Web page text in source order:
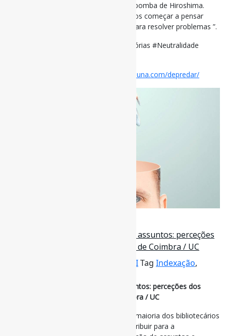
politicamente neutra foi destruída pela bomba de Hiroshima.
Acho que há verdade nisso, e precisamos começar a pensar
nesses termos e a falar sobre política para resolver problemas ”.
#Ciência #Capitalismo #RevistasPredatórias #Neutralidade
https://www.elcohetealaluna.com/depredar/
Neutralidade na representação de assuntos: perceções
dos bibliotecários da Universidade de Coimbra / UC
Informe-CITag Indexação,
Neutralidade na representação de assuntos: perceções dos
bibliotecários da Universidade de Coimbra / UC
Dos resultados obtidos destaca-se: i. a maioria dos bibliotecários
considera que a neutralidade pode contribuir para a